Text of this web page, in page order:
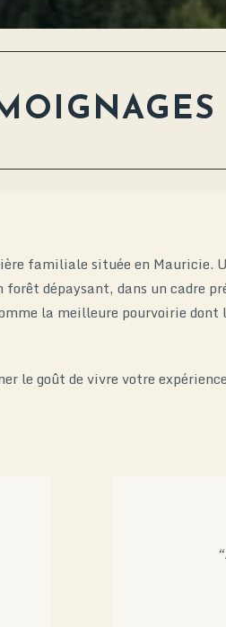
familiale située en
dépaysant, dans un cadre
la meilleure pourvoirie
le goût de vivre votre